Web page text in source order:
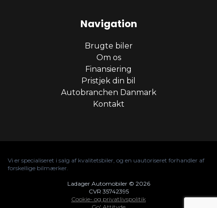
Navigation
Brugte biler
Om os
Finansiering
Pristjek din bil
Autobranchen Danmark
Kontakt
Vi er specialiseret i salg af kvalitetsbiler, og en uautoriseret forhandler af
forskellige bilmærker.
Ladager Automobiler © 2026
CVR 35742395
Cookie- og privatlivspolitik